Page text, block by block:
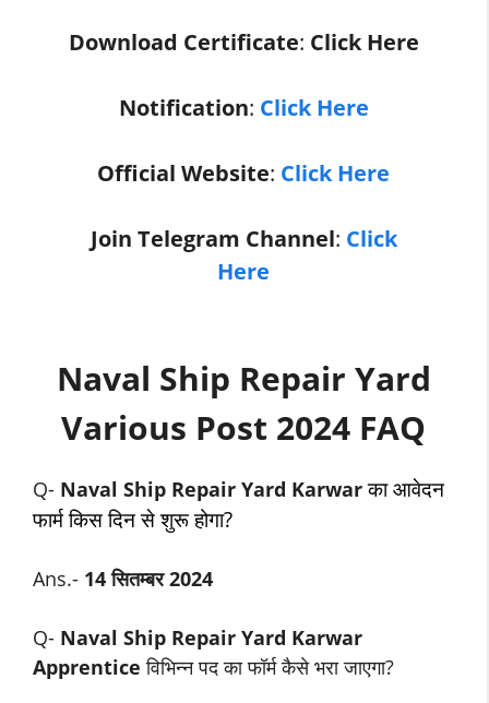
Download Certificate: Click Here
Notification: Click Here
Official Website: Click Here
Join Telegram Channel: Click
Here
Naval Ship Repair Yard
Various Post 2024 FAQ
Q- Naval Ship Repair Yard Karwarका आवेदन
फार्म किस दिन से शुरू होगा?
Ans.- 14 सितम्बर 2024
Q- Naval Ship Repair Yard Karwar
Apprentice विभिन्न पद का फॉर्म कैसे भरा जाएगा?